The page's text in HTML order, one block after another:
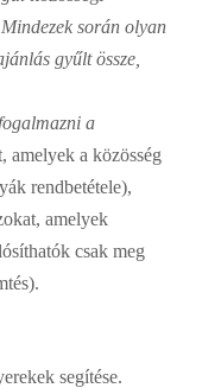
Mindezek során olyan
gyűlt össze,
a
amelyek a közösség
rendbetétele),
amelyek
csak meg
segítése.